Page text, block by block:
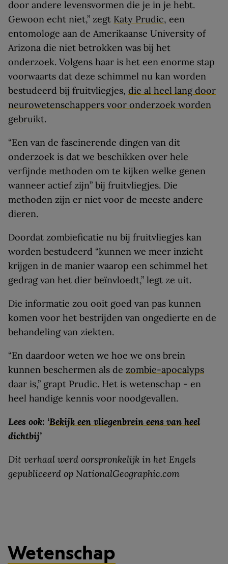
door andere levensvormen die je in je hebt.
Gewoon echt niet,” zegt Katy Prudic, een
entomologe aan de Amerikaanse University of
Arizona die niet betrokken was bij het
onderzoek. Volgens haar is het een enorme stap
voorwaarts dat deze schimmel nu kan worden
bestudeerd bij fruitvliegjes, die al heel lang door
neurowetenschappers voor onderzoek worden
gebruikt.
“Een van de fascinerende dingen van dit
onderzoek is dat we beschikken over hele
verfijnde methoden om te kijken welke genen
wanneer actief zijn” bij fruitvliegjes. Die
methoden zijn er niet voor de meeste andere
dieren.
Doordat zombieficatie nu bij fruitvliegjes kan
worden bestudeerd “kunnen we meer inzicht
krijgen in de manier waarop een schimmel het
gedrag van het dier beïnvloedt,” legt ze uit.
Die informatie zou ooit goed van pas kunnen
komen voor het bestrijden van ongedierte en de
behandeling van ziekten.
“En daardoor weten we hoe we ons brein
kunnen beschermen als de zombie-apocalyps
daar is,” grapt Prudic. Het is wetenschap - en
heel handige kennis voor noodgevallen.
Lees ook: ‘Bekijk een vliegenbrein eens van heel
dichtbij’
Dit verhaal werd oorspronkelijk in het Engels
gepubliceerd op NationalGeographic.com
Wetenschap